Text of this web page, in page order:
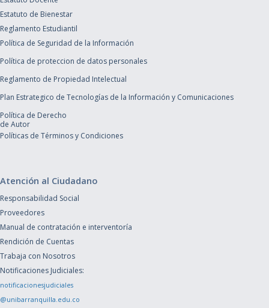
Estatuto de Bienestar
Reglamento Estudiantil
Política de Seguridad de la Información
Política de proteccion de datos personales
Reglamento de Propiedad Intelectual
Plan Estrategico de Tecnologías de la Información y Comunicaciones
Política de Derecho
de Autor
Políticas de Términos y Condiciones
Atención al Ciudadano
Responsabilidad Social
Proveedores
Manual de contratación e interventoría
Rendición de Cuentas
Trabaja con Nosotros
Notificaciones Judiciales:
notificacionesjudiciales
@unibarranquilla.edu.co